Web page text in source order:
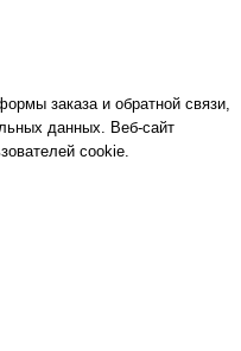
заказа и обратной связи,
данных. Веб-сайт
cookie.